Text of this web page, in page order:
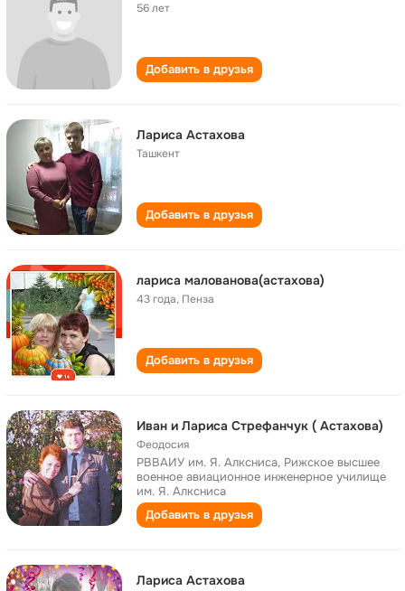
56 лет
Добавить в друзья
Лариса Астахова
Ташкент
Добавить в друзья
лариса малованова(астахова)
43 года, Пенза
Добавить в друзья
Иван и Лариса Стрефанчук ( Астахова)
Феодосия
РВВАИУ им. Я. Алксниса, Рижское высшее
военное авиационное инженерное училище
им. Я. Алксниса
Добавить в друзья
Лариса Астахова